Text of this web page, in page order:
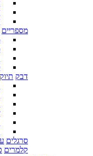
מספריים
דבק
סרגלים
קלמרים